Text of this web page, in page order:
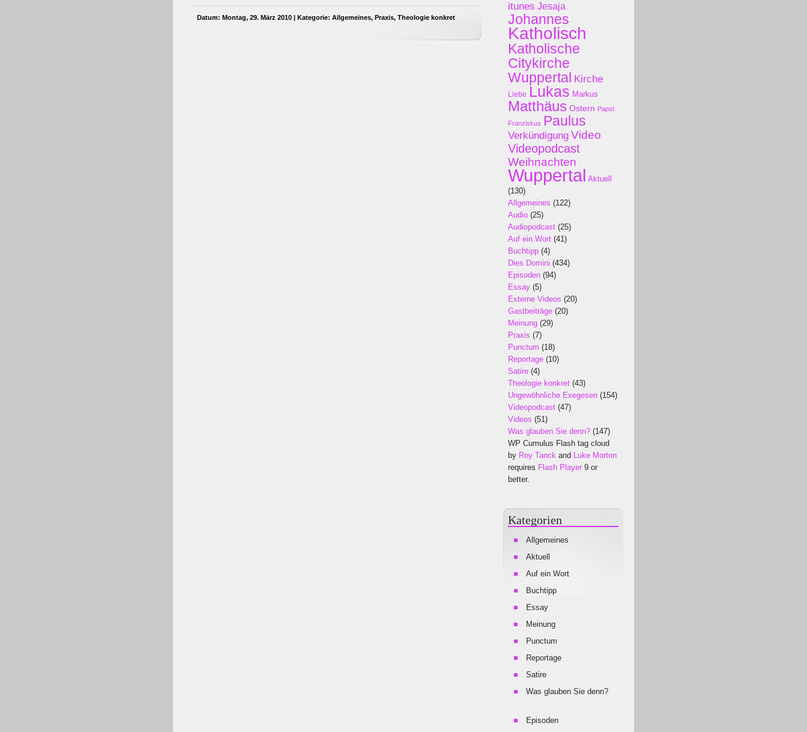
Datum: Montag, 29. März 2010 | Kategorie: Allgemeines, Praxis, Theologie konkret
itunes Jesaja
Johannes
Katholisch
Katholische
Citykirche
Wuppertal Kirche
Liebe Lukas Markus
Matthäus Ostern Papst
Franziskus Paulus
Verkündigung Video
Videopodcast
Weihnachten
Wuppertal Aktuell
(130)
Allgemeines (122)
Audio (25)
Audiopodcast (25)
Auf ein Wort (41)
Buchtipp (4)
Dies Domini (434)
Episoden (94)
Essay (5)
Externe Videos (20)
Gastbeiträge (20)
Meinung (29)
Praxis (7)
Punctum (18)
Reportage (10)
Satire (4)
Theologie konkret (43)
Ungewöhnliche Exegesen (154)
Videopodcast (47)
Videos (51)
Was glauben Sie denn? (147)
WP Cumulus Flash tag cloud
by Roy Tanck and Luke Morton
requires Flash Player 9 or
better.
Kategorien
Allgemeines
Aktuell
Auf ein Wort
Buchtipp
Essay
Meinung
Punctum
Reportage
Satire
Was glauben Sie denn?
Episoden